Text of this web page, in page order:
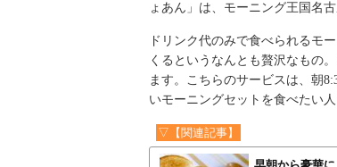
ょあん」は、モーニング王国名
ドリンク代のみで食べられるモ
くるというなんとも贅沢なもの
ます。こちらのサービスは、朝
いモーニングセットを食べたい人
▽【関連記事】